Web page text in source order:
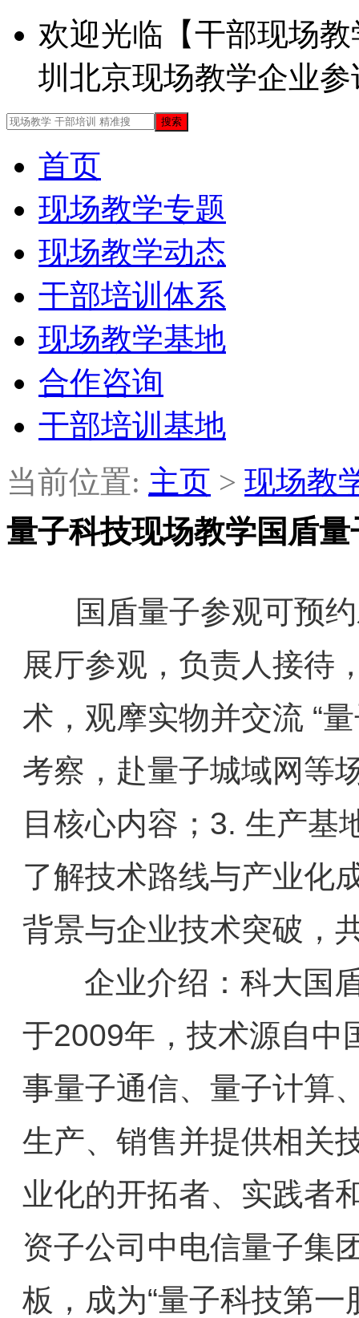
欢迎光临【干部现场
圳北京现场教学企业
首页
现场教学专题
现场教学动态
干部培训体系
现场教学基地
合作咨询
干部培训基地
当前位置: 主页 > 现场教
量子科技现场教学国盾
国盾量子参观可预约
展厅参观，负责人接待
术，观摩实物并交流 “
考察，赴量子城域网等
目核心内容；3. 生产基
了解技术路线与产业化
背景与企业技术突破，
企业介绍：科大国盾
于2009年，技术源自中
事量子通信、量子计算
生产、销售并提供相关
业化的开拓者、实践者
资子公司中电信量子集
板，成为“量子科技第